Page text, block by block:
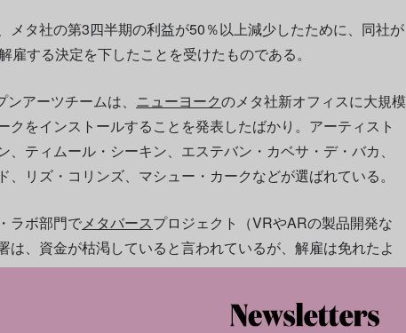
メタ社の第3四半期の利益が50％以上減少したために、同社が
雇する決定を下したことを受けたものである。
アーツチームは、 ニューヨークのメタ社新オフィスに大規模
クをインストールすることを発表したばかり。アーティスト
、ティムール・シーキン、エステバン・カベサ・デ・バカ、
、リズ・コリンズ、マシュー・カークなどが選ばれている。
ラボ部門でメタバースプロジェクト（VRやARの製品開発な
は、資金が枯渇していると言われているが、解雇は免れたよ
の
によると、2022年の1月～9月ま